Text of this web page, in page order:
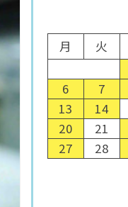
月
火
6
7
13
14
20
21
27
28